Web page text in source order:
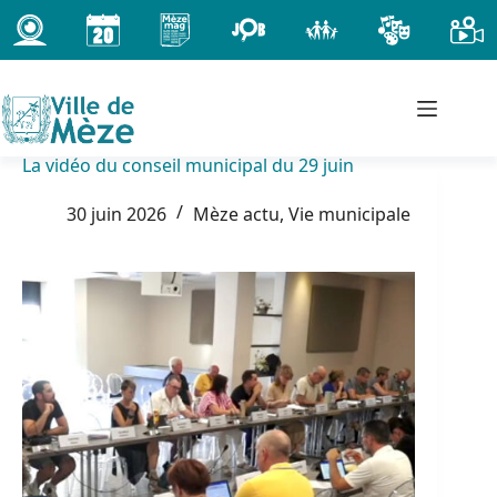
Passer
au
contenu
La vidéo du conseil municipal du 29 juin
30 juin 2026
Mèze actu, Vie municipale